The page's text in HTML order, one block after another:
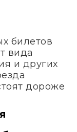
билетов
вида
и других
дороже